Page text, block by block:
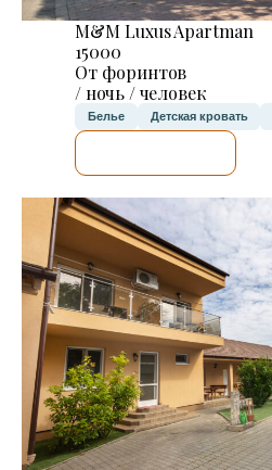
M&M Luxus Apartman
15000
От форинтов
/ ночь / человек
Белье Детская кровать